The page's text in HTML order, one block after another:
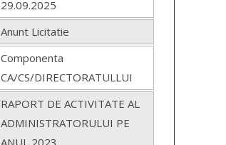
29.09.2025
Anunt Licitatie
Componenta
CA/CS/DIRECTORATULLUI
RAPORT DE ACTIVITATE AL
ADMINISTRATORULUI PE